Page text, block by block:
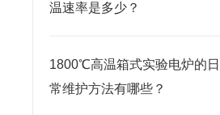
温速率是多少？
1800℃高温箱式实验电炉的日
常维护方法有哪些？